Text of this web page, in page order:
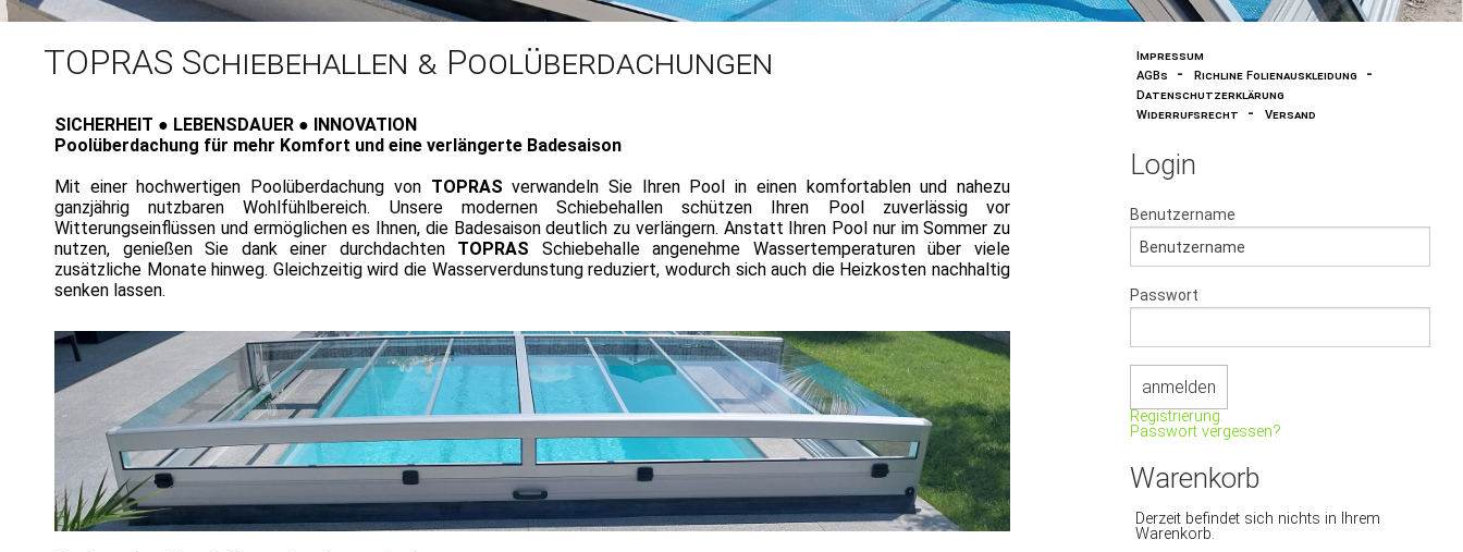
TOPRAS PPC-Schwimmbecken
TOPRAS Stahlwand-Becken
SunSpa Swimspas
TOPRAS Schiebehallen & Poolüberdachungen
SICHERHEIT ● LEBENSDAUER ● INNOVATION
Poolüberdachung für mehr Komfort und eine verlängerte Badesaison
Mit einer hochwertigen Poolüberdachung von TOPRAS verwandeln Sie Ihren Pool in einen komfortablen und nahezu
ganzjährig nutzbaren Wohlfühlbereich. Unsere modernen Schiebehallen schützen Ihren Pool zuverlässig vor
Witterungseinflüssen und ermöglichen es Ihnen, die Badesaison deutlich zu verlängern. Anstatt Ihren Pool nur im Sommer zu
nutzen, genießen Sie dank einer durchdachten TOPRAS Schiebehalle angenehme Wassertemperaturen über viele
zusätzliche Monate hinweg. Gleichzeitig wird die Wasserverdunstung reduziert, wodurch sich auch die Heizkosten nachhaltig
senken lassen.
Impressum
AGBs
- Richline Folienauskleidung -
Datenschutzerklärung
Widerrufsrecht
- Versand
Login
Benutzername
Passwort
Registrierung.
Passwort vergessen?
Warenkorb
Derzeit befindet sich nichts in Ihrem
Warenkorb.